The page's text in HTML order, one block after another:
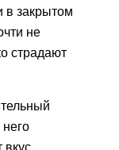
в закрытом
не
страдают